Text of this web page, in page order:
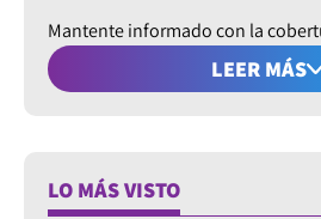
Mantente informado con la
del Mundial 2026.
LEER MÁS
LO MÁS VISTO